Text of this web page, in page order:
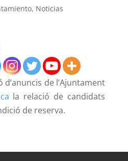
, Noticias
de l’Ajuntament
la relació de candidats
de reserva.